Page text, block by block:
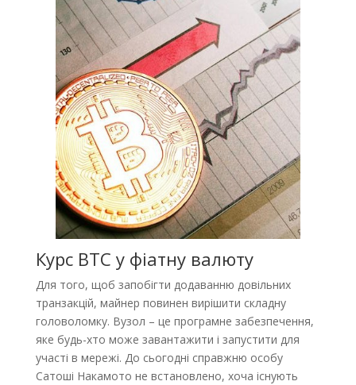
Курс BTC у фіатну валюту
Для того, щоб запобігти додаванню довільних
транзакцій, майнер повинен вирішити складну
головоломку. Вузол – це програмне забезпечення,
яке будь-хто може завантажити і запустити для
участі в мережі. До сьогодні справжню особу
Сатоші Накамото не встановлено, хоча існують